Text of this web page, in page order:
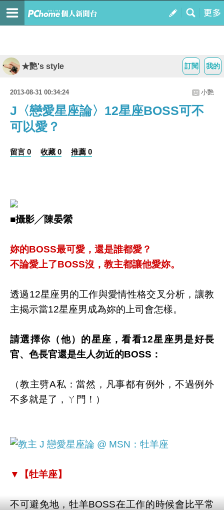
我的
訂閱
★艷's style
2013-08-31 00:34:24 小艷
J〈戀愛星座論〉12星座BOSS可不
可以愛？
留言 0 收藏 0 推薦 0
■攝影╱陳晏縈
妳的BOSS最可愛，還是誰都愛？
不論愛上了BOSS沒，教主都讓他愛妳。
透過12星座男的工作與愛情性格交叉分析，讓教
主揭示當12星座男成為妳的上司會怎樣。
請選擇你（他）的星座，看看12星座男是好長
官、色長官還是生人勿近的BOSS：
（教主劈A私：當然，凡事都有例外，不過例外
不多就是了，ㄚ門！）
▼【牡羊座】
不可避免地，牡羊BOSS在工作的時候會比平常